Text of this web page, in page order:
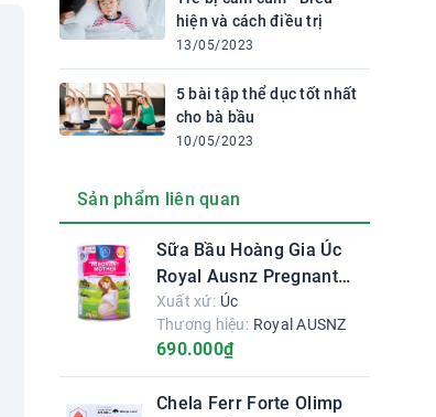
hiện và cách điều trị
13/05/2023
5 bài tập thể dục tốt nhất
cho bà bầu
10/05/2023
Sản phẩm liên quan
Sữa Bầu Hoàng Gia Úc
Royal Ausnz Pregnant
Mother Formula
Xuất xứ: Úc
Thương hiệu: Royal AUSNZ
690.000₫
Chela Ferr Forte Olimp